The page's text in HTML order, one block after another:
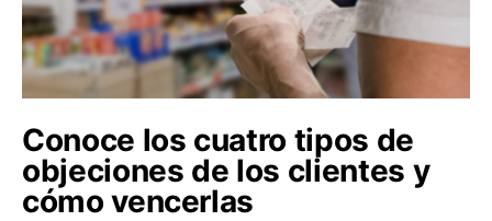
Conoce los cuatro tipos de
objeciones de los clientes y
cómo vencerlas